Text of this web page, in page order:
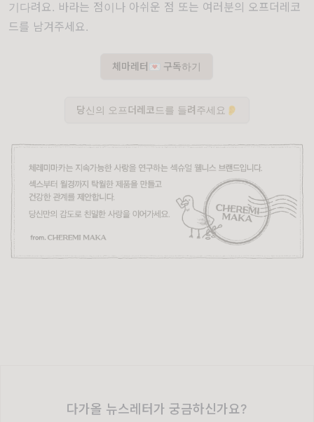
기다려요. 바라는 점이나 아쉬운 점 또는 여러분의 오프더레코
드를 남겨주세요.
체마레터💌 구독하기
당신의 오프더레코드를 들려주세요👂
다가올 뉴스레터가 궁금하신가요?